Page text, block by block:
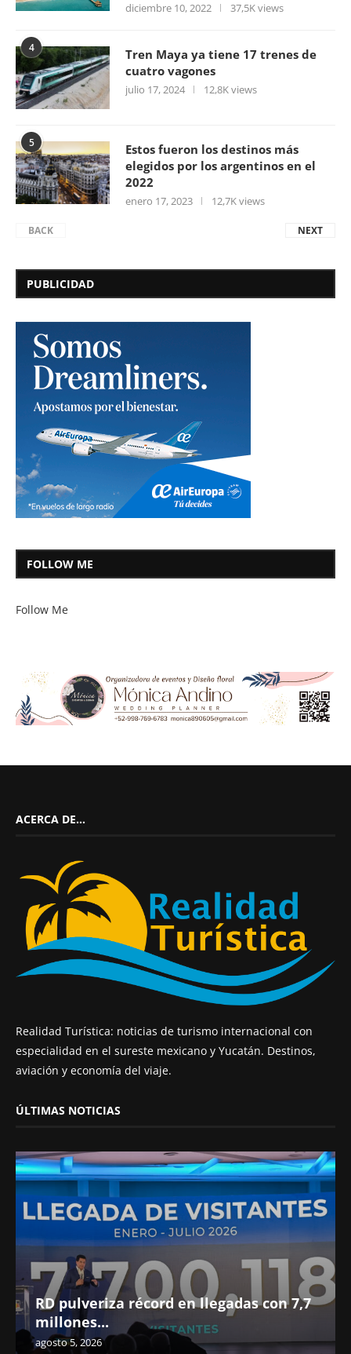
diciembre 10, 2022 37,5K views
4
Tren Maya ya tiene 17 trenes de
cuatro vagones
julio 17, 2024 12,8K views
5
Estos fueron los destinos más
elegidos por los argentinos en el
2022
enero 17, 2023 12,7K views
BACK NEXT
PUBLICIDAD
FOLLOW ME
Follow Me
ACERCA DE…
Realidad Turística: noticias de turismo internacional con
especialidad en el sureste mexicano y Yucatán. Destinos,
aviación y economía del viaje.
ÚLTIMAS NOTICIAS
RD pulveriza récord en llegadas con 7,7
millones...
agosto 5, 2026